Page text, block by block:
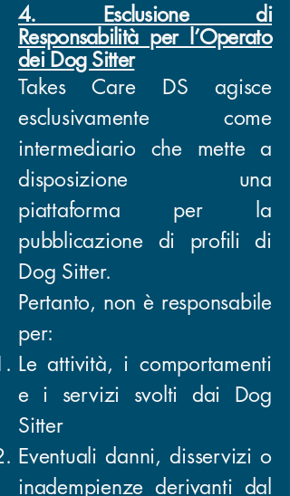
4. Esclusione di
Responsabilità per l’Operato
dei Dog Sitter
Takes Care DS agisce
esclusivamente come
intermediario che mette a
disposizione una
piattaforma per la
pubblicazione di profili di
Dog Sitter.
Pertanto, non è responsabile
per:
Le attività, i comportamenti
e i servizi svolti dai Dog
Sitter
Eventuali danni, disservizi o
inadempienze derivanti dal